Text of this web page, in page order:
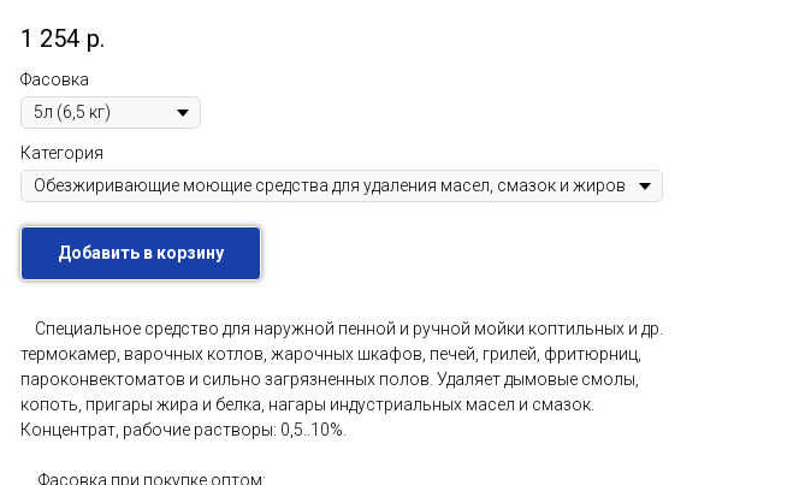
1 254 р.
Фасовка
Категория
Добавить в корзину
Специальное средство для наружной пенной и ручной мойки коптильных и др.
термокамер, варочных котлов, жарочных шкафов, печей, грилей, фритюрниц,
пароконвектоматов и сильно загрязненных полов. Удаляет дымовые смолы,
копоть, пригары жира и белка, нагары индустриальных масел и смазок.
Концентрат, рабочие растворы: 0,5..10%.
Фасовка при покупке оптом: